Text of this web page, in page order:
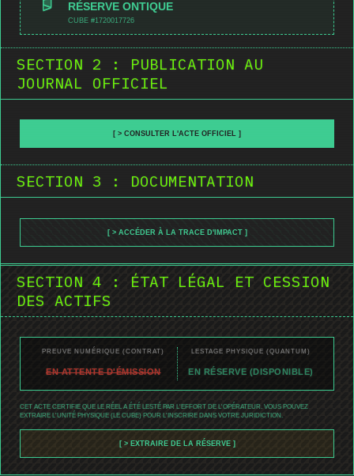
RÉSERVE ONTIQUE
CUBE #1720017726
SECTION 2 : PUBLICATION AU
JOURNAL OFFICIEL
[ > CONSULTER L'ACTE OFFICIEL ]
SECTION 3 : DOCUMENTATION
[ > ACCÉDER À LA TRACE D'IMPACT ]
SECTION 4 : ÉTAT LÉGAL ET CESSION
DES ACTIFS
PREUVE NUMÉRIQUE (CONTRAT)
EN ATTENTE D'ÉMISSION
LESTAGE PHYSIQUE (QUANTUM)
EN RÉSERVE (DISPONIBLE)
CET ACTE CERTIFIE QUE LE RÉEL A ÉTÉ LESTÉ PAR L'EFFORT DE L'OPÉRATEUR. VOUS POUVEZ
EXTRAIRE L'UNITÉ PHYSIQUE (LE CUBE) POUR L'INSCRIRE DANS VOTRE JURIDICTION.
[ > EXTRAIRE DE LA RÉSERVE ]